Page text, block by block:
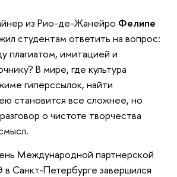
из Рио-де-Жанейро Фелипе
студентам ответить на вопрос:
плагиатом, имитацией и
В мире, где культура
гиперссылок, найти
становится все сложнее, но
о чистоте творчества
Международной партнерской
Санкт-Петербурге завершился